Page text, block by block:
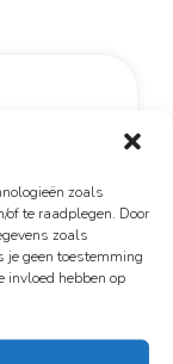
zoals
of te raadplegen. Door
zoals
je geen toestemming
invloed hebben op